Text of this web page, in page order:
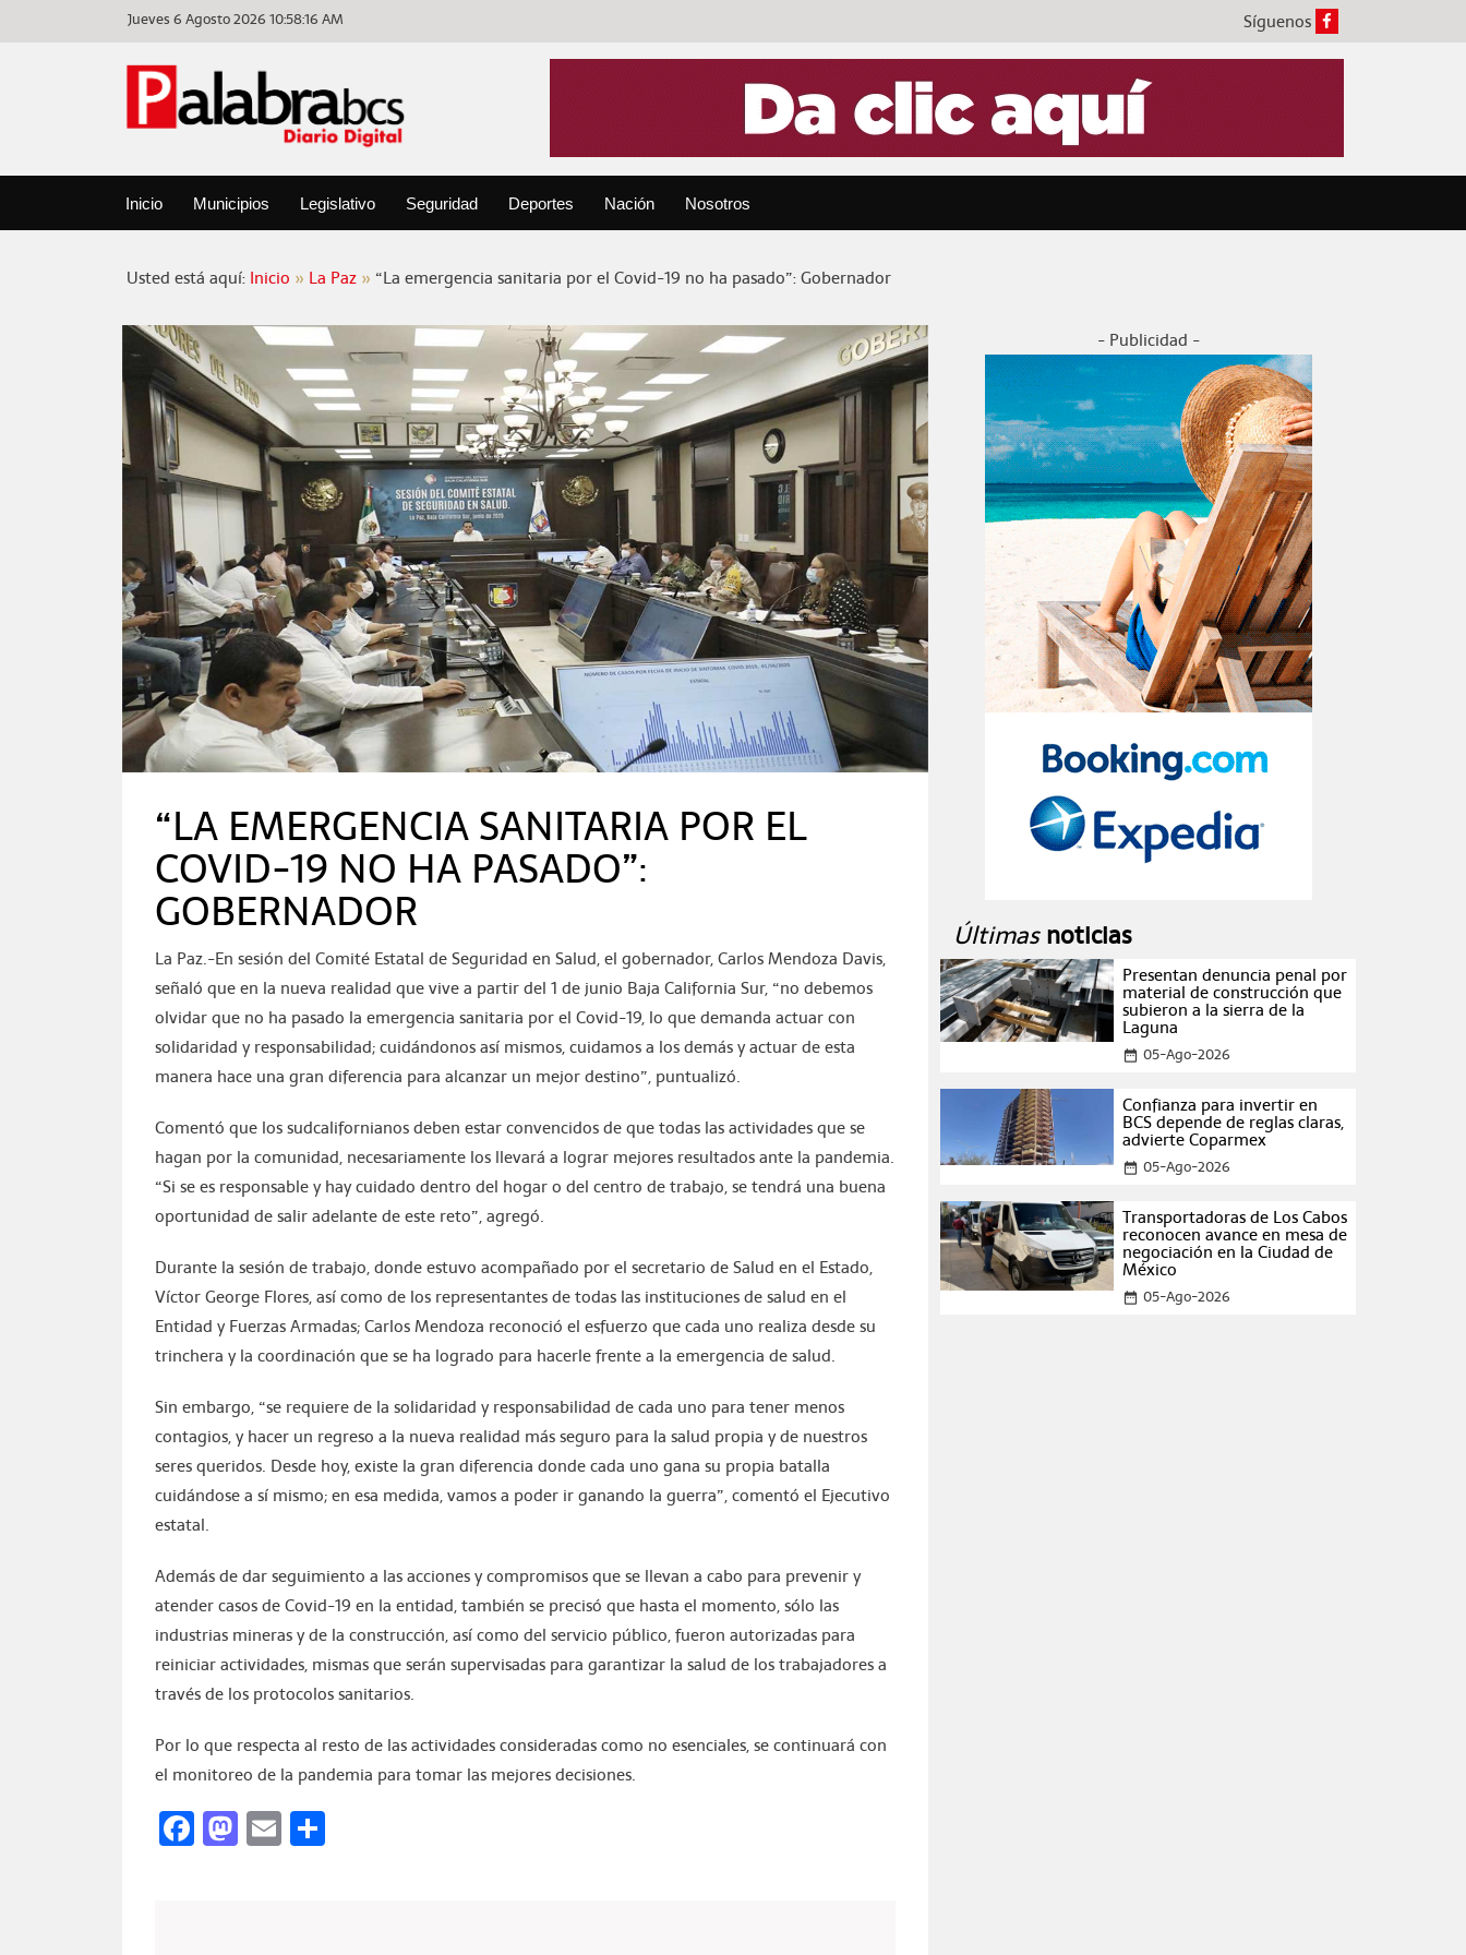
Jueves 6 Agosto 202610:58:16 AM Síguenos
Inicio Municipios Legislativo Seguridad Deportes Nación Nosotros
Usted está aquí: Inicio La Paz “La emergencia sanitaria por el Covid-19 no ha pasado”: Gobernador
“LA EMERGENCIA SANITARIA POR EL
COVID-19 NO HA PASADO”:
GOBERNADOR
La Paz.-En sesión del Comité Estatal de Seguridad en Salud, el gobernador, Carlos Mendoza Davis,
señaló que en la nueva realidad que vive a partir del 1 de junio Baja California Sur, “no debemos
olvidar que no ha pasado la emergencia sanitaria por el Covid-19, lo que demanda actuar con
solidaridad y responsabilidad; cuidándonos así mismos, cuidamos a los demás y actuar de esta
manera hace una gran diferencia para alcanzar un mejor destino”, puntualizó.
Comentó que los sudcalifornianos deben estar convencidos de que todas las actividades que se
hagan por la comunidad, necesariamente los llevará a lograr mejores resultados ante la pandemia.
“Si se es responsable y hay cuidado dentro del hogar o del centro de trabajo, se tendrá una buena
oportunidad de salir adelante de este reto”, agregó.
Durante la sesión de trabajo, donde estuvo acompañado por el secretario de Salud en el Estado,
Víctor George Flores, así como de los representantes de todas las instituciones de salud en el
Entidad y Fuerzas Armadas; Carlos Mendoza reconoció el esfuerzo que cada uno realiza desde su
trinchera y la coordinación que se ha logrado para hacerle frente a la emergencia de salud.
Sin embargo, “se requiere de la solidaridad y responsabilidad de cada uno para tener menos
contagios, y hacer un regreso a la nueva realidad más seguro para la salud propia y de nuestros
seres queridos. Desde hoy, existe la gran diferencia donde cada uno gana su propia batalla
cuidándose a sí mismo; en esa medida, vamos a poder ir ganando la guerra”, comentó el Ejecutivo
estatal.
Además de dar seguimiento a las acciones y compromisos que se llevan a cabo para prevenir y
atender casos de Covid-19 en la entidad, también se precisó que hasta el momento, sólo las
industrias mineras y de la construcción, así como del servicio público, fueron autorizadas para
reiniciar actividades, mismas que serán supervisadas para garantizar la salud de los trabajadores a
través de los protocolos sanitarios.
Por lo que respecta al resto de las actividades consideradas como no esenciales, se continuará con
el monitoreo de la pandemia para tomar las mejores decisiones.
Facebook
Mastodon
Email
- Publicidad -
Últimas noticias
Presentan denuncia penal por
material de construcción que
subieron a la sierra de la
Laguna
date_range 05-Ago-2026
Confianza para invertir en
BCS depende de reglas claras,
advierte Coparmex
date_range 05-Ago-2026
Transportadoras de Los Cabos
reconocen avance en mesa de
negociación en la Ciudad de
México
date_range 05-Ago-2026